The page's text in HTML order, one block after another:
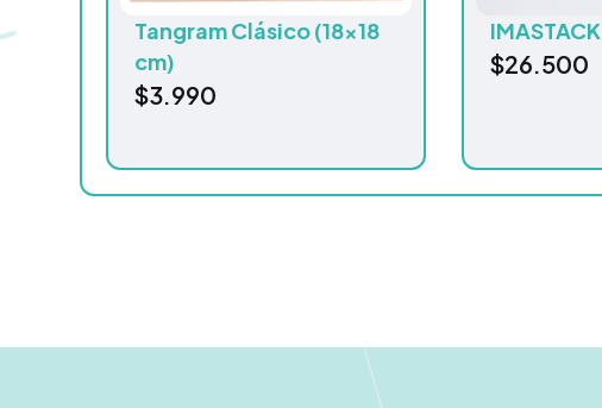
Tangram Clásico (18×18
cm)
$3.990
IMASTACK
$26.500